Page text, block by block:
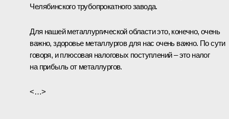
Челябинского трубопрокатного завода.
Для нашей металлургической области это, конечно, очень
важно, здоровье металлургов для нас очень важно. По сути
говоря, и плюсовая налоговых поступлений – это налог
на прибыль от металлургов.
<…>